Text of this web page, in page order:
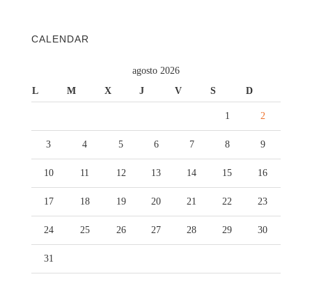
CALENDAR
agosto 2026
L
M X J V S D
1 2
3 4 5 6 7 8 9
10 11 12 13 14 15 16
17 18 19 20 21 22 23
24 25 26 27 28 29 30
31